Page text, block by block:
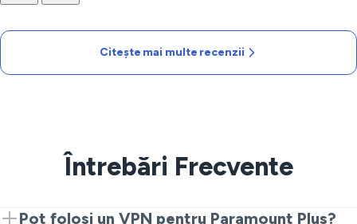
Citește mai multe recenzii
Întrebări Frecvente
Pot folosi un VPN pentru Paramount Plus?